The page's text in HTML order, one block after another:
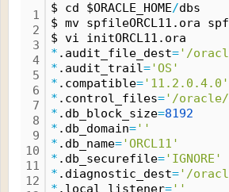
1
2
3
4
5
6
7
8
9
10
11
12
$ cd $ORACLE_HOME/dbs
$ mv spfileORCL11.ora
$ vi initORCL11.ora
* .audit_file_dest='/
* .audit_trail='OS'
* .compatible='11.2.0.4.0'
* .control_files='/oracle/
* .db_block_size=8192
* .db_domain=''
* .db_name='ORCL11'
* .db_securefile='IGNORE'
* .diagnostic_dest='/
* .local_listener=''